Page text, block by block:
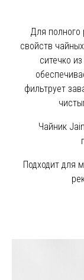
Для полного
свойств
ситечко
фильтрует
Чайник
Подходит для